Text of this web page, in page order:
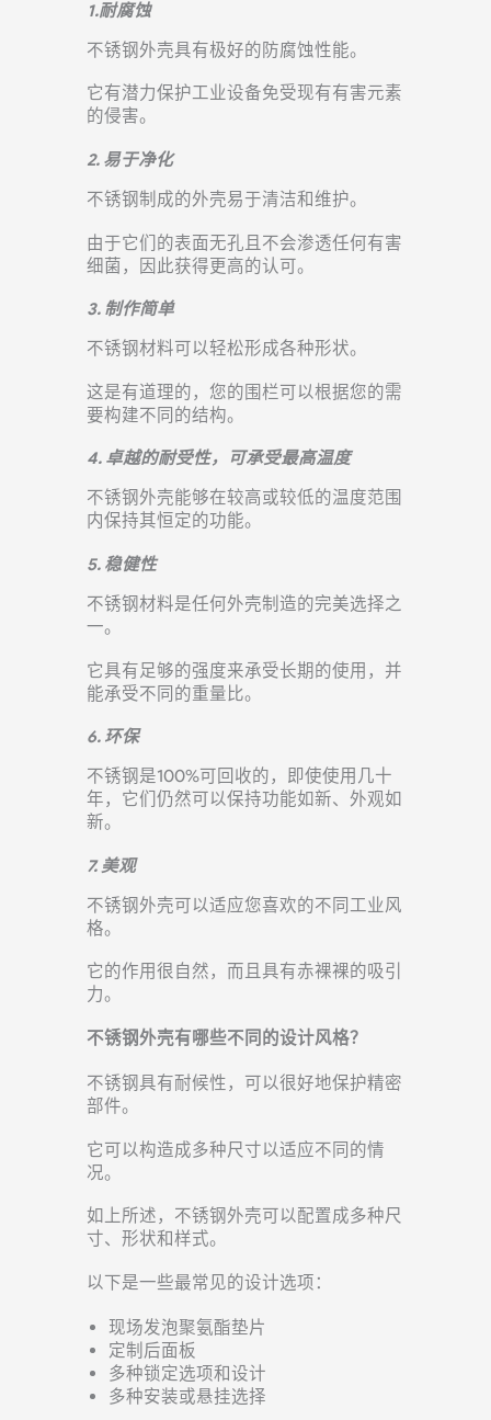
1.耐腐蚀
不锈钢外壳具有极好的防腐蚀性能。
它有潜力保护工业设备免受现有有害元素
的侵害。
2. 易于净化
不锈钢制成的外壳易于清洁和维护。
由于它们的表面无孔且不会渗透任何有害
细菌，因此获得更高的认可。
3. 制作简单
不锈钢材料可以轻松形成各种形状。
这是有道理的，您的围栏可以根据您的需
要构建不同的结构。
4. 卓越的耐受性，可承受最高温度
不锈钢外壳能够在较高或较低的温度范围
内保持其恒定的功能。
5. 稳健性
不锈钢材料是任何外壳制造的完美选择之
一。
它具有足够的强度来承受长期的使用，并
能承受不同的重量比。
6. 环保
不锈钢是100%可回收的，即使使用几十
年，它们仍然可以保持功能如新、外观如
新。
7. 美观
不锈钢外壳可以适应您喜欢的不同工业风
格。
它的作用很自然，而且具有赤裸裸的吸引
力。
不锈钢外壳有哪些不同的设计风格？
不锈钢具有耐候性，可以很好地保护精密
部件。
它可以构造成多种尺寸以适应不同的情
况。
如上所述，不锈钢外壳可以配置成多种尺
寸、形状和样式。
以下是一些最常见的设计选项：
现场发泡聚氨酯垫片
定制后面板
多种锁定选项和设计
多种安装或悬挂选择